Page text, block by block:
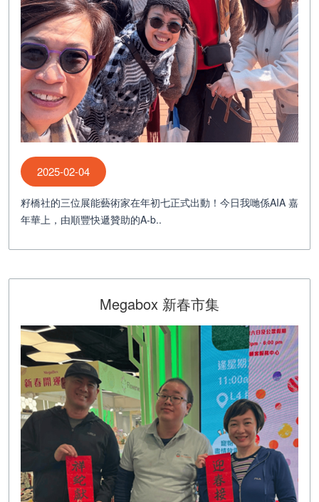
2025-02-04
籽橋社的三位展能藝術家在年初七正式出動！今日我哋係AIA 嘉
年華上，由順豐快遞贊助的A-b..
Megabox 新春市集